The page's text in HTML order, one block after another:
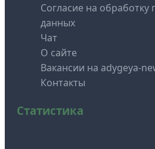
Согласие на обработку
данных
Чат
О сайте
Вакансии на adygeya-
Контакты
Статистика